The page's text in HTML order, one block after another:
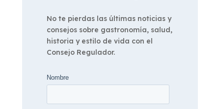
No te pierdas las últimas noticias y
consejos sobre gastronomía, salud,
historia y estilo de vida con el
Consejo Regulador.